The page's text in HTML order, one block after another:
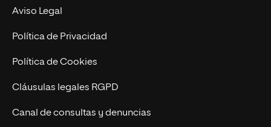
Experto Universitario
Postgrados
Cursos Universitarios
Nuestro Equipo
Trabaja en UNIR
Actualidad
UNIR Revista
Eventos
Aviso Legal
Política de Privacidad
Política de Cookies
Cláusulas legales RGPD
Canal de consultas y denuncias